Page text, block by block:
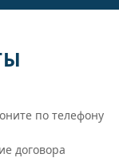
по телефону
договора